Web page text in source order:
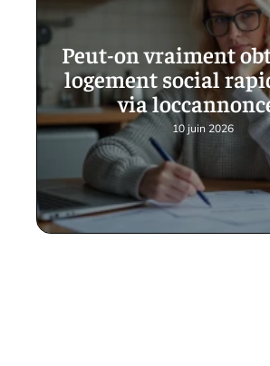
Peut-on vraiment
logement social
via
10 juin 2026